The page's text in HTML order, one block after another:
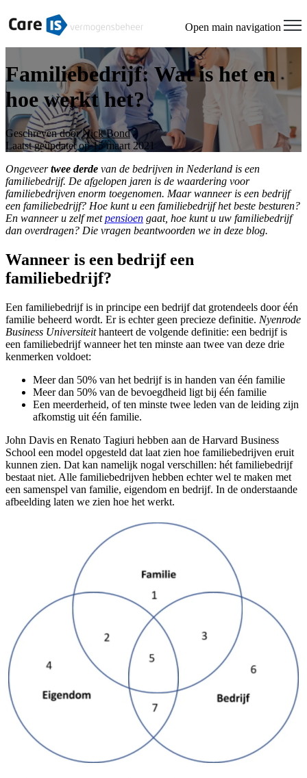
Open main navigation
Familiebedrijf: Wat is het en
hoe werkt het?
Geschreven doorNick Bond
Laatst geüpdatet op 15 maart 2021
Ongeveertwee derde van de bedrijven in Nederland is een
familiebedrijf. De afgelopen jaren is de waardering voor
familiebedrijven enorm toegenomen. Maar wanneer is een bedrijf
een familiebedrijf? Hoe kunt u een familiebedrijf het beste besturen?
En wanneer u zelf metpensioen gaat, hoe kunt u uw familiebedrijf
dan overdragen? Die vragen beantwoorden we in deze blog.
Wanneer is een bedrijf een
familiebedrijf?
Een familiebedrijf is in principe een bedrijf dat grotendeels door één
familie beheerd wordt. Er is echter geen precieze definitie. Nyenrode
Business Universiteithanteert de volgende definitie: een bedrijf is
een familiebedrijf wanneer het ten minste aan twee van deze drie
kenmerken voldoet:
Meer dan 50% van het bedrijf is in handen van één familie
Meer dan 50% van de bevoegdheid ligt bij één familie
Een meerderheid, of ten minste twee leden van de leiding zijn
afkomstig uit één familie.
John Davis en Renato Tagiuri hebben aan de Harvard Business
School een model opgesteld dat laat zien hoe familiebedrijven eruit
kunnen zien. Dat kan namelijk nogal verschillen: hét familiebedrijf
bestaat niet. Alle familiebedrijven hebben echter wel te maken met
een samenspel van familie, eigendom en bedrijf. In de onderstaande
afbeelding laten we zien hoe het werkt.